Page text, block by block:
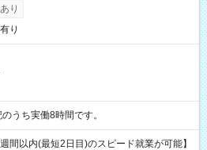
り
り
※表記のうち実働8時間です。
間以内(最短2日目)のスピード就業が可能】